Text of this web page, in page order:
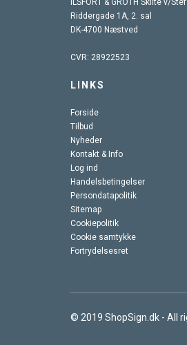
Riddergade 1A, 2. sal
DK-4700 Næstved
CVR: 28922523
LINKS
Forside
Tilbud
Nyheder
Kontakt & Info
Log ind
Handelsbetingelser
Persondatapolitik
Sitemap
Cookiepolitik
Cookie samtykke
Fortrydelsesret
© 2019 ShopSign.dk - All